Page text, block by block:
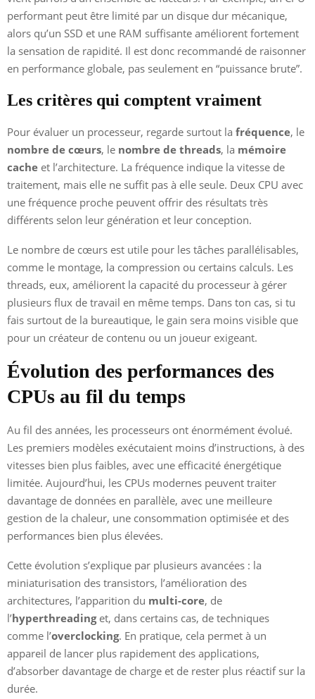
performant peut être limité par un disque dur mécanique,
alors qu’un SSD et une RAM suffisante améliorent fortement
la sensation de rapidité. Il est donc recommandé de raisonner
en performance globale, pas seulement en “puissance brute”.
Les critères qui comptent vraiment
Pour évaluer un processeur, regarde surtout la fréquence, le
nombre de cœurs, le nombre de threads, la mémoire
cache et l’architecture. La fréquence indique la vitesse de
traitement, mais elle ne suffit pas à elle seule. Deux CPU avec
une fréquence proche peuvent offrir des résultats très
différents selon leur génération et leur conception.
Le nombre de cœurs est utile pour les tâches parallélisables,
comme le montage, la compression ou certains calculs. Les
threads, eux, améliorent la capacité du processeur à gérer
plusieurs flux de travail en même temps. Dans ton cas, si tu
fais surtout de la bureautique, le gain sera moins visible que
pour un créateur de contenu ou un joueur exigeant.
Évolution des performances des
CPUs au fil du temps
Au fil des années, les processeurs ont énormément évolué.
Les premiers modèles exécutaient moins d’instructions, à des
vitesses bien plus faibles, avec une efficacité énergétique
limitée. Aujourd’hui, les CPUs modernes peuvent traiter
davantage de données en parallèle, avec une meilleure
gestion de la chaleur, une consommation optimisée et des
performances bien plus élevées.
Cette évolution s’explique par plusieurs avancées : la
miniaturisation des transistors, l’amélioration des
architectures, l’apparition du multi-core, de
l’hyperthreadinget, dans certains cas, de techniques
comme l’overclocking. En pratique, cela permet à un
appareil de lancer plus rapidement des applications,
d’absorber davantage de charge et de rester plus réactif sur la
durée.